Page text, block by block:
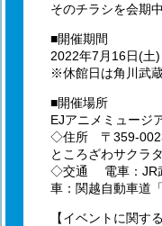
そのチラシを会期
■開催期間
2022年7月16日(土
※休館日は角川武
■開催場所
EJアニメミュージ
◇住所 〒359-
ところざわサクラ
◇交通 電車：JR
車：関越自動車道
【イベントに関す